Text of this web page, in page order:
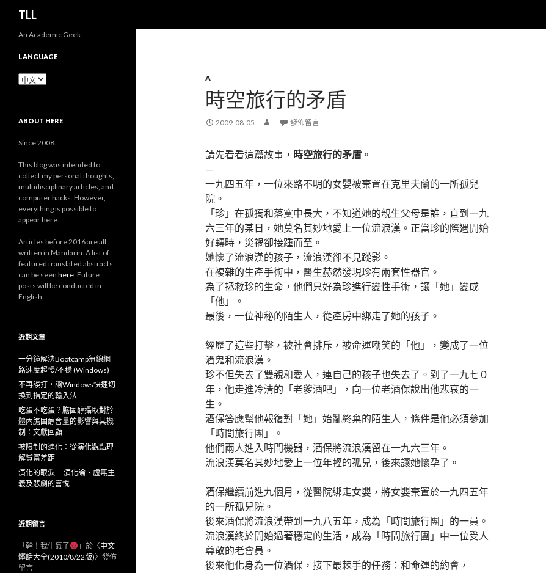
TLL
A
時空旅行的矛盾
2009-08-05 發佈留言
請先看看這篇故事， 時空旅行的矛盾 。
—
一九四五年，一位來路不明的女嬰被棄置在克里夫蘭的一所孤兒
院。
「珍」在孤獨和落寞中長大，不知道她的親生父母是誰，直到一九
六三年的某日，她莫名其妙地愛上一位流浪漢。正當珍的際遇開始
好轉時，災禍卻接踵而至。
她懷了流浪漢的孩子，流浪漢卻不見蹤影。
在複雜的生產手術中，醫生赫然發現珍有兩套性器官。
為了拯救珍的生命，他們只好為珍進行變性手術，讓「她」變成
「他」。
最後，一位神秘的陌生人，從產房中綁走了她的孩子。
經歷了這些打擊，被社會排斥，被命運嘲笑的「他」，變成了一位
酒鬼和流浪漢。
珍不但失去了雙親和愛人，連自己的孩子也失去了。到了一九七０
年，他走進冷清的「老爹酒吧」，向一位老酒保說出他悲哀的一
生。
酒保答應幫他報復對「她」始亂終棄的陌生人，條件是他必須參加
「時間旅行團」。
他們兩人進入時間機器，酒保將流浪漢留在一九六三年。
流浪漢莫名其妙地愛上一位年輕的孤兒，後來讓她懷孕了。
酒保繼續前進九個月，從醫院綁走女嬰，將女嬰棄置於一九四五年
的一所孤兒院。
後來酒保將流浪漢帶到一九八五年，成為「時間旅行團」的一員。
流浪漢終於開始過著穩定的生活，成為「時間旅行團」中一位受人
尊敬的老會員。
後來他化身為一位酒保，接下最棘手的任務：和命運的約會，
An Academic Geek
LANGUAGE
Language
ABOUT HERE
Since 2008.
This blog was intended to
collect my personal thoughts,
multidisciplinary articles, and
computer hacks. However,
everything is possible to
appear here.
Articles before 2016 are all
written in Mandarin. A list of
featured translated abstracts
can be seen here. Future
posts will be conducted in
English.
近期文章
一分鐘解決Bootcamp無線網
路速度超慢/不穩 (Windows)
不再誤打，讓Windows快速切
換到指定的輸入法
吃蛋不吃蛋？膽固醇攝取對於
體內膽固醇含量的影響與其機
制：文獻回顧
被限制的進化：從演化觀點理
解貧富差距
演化的眼淚 — 演化論、虛無主
義及悲劇的喜悅
近期留言
「 幹！我生氣了 」於〈中文
髒話大全(2010/8/22版)〉發佈
留言